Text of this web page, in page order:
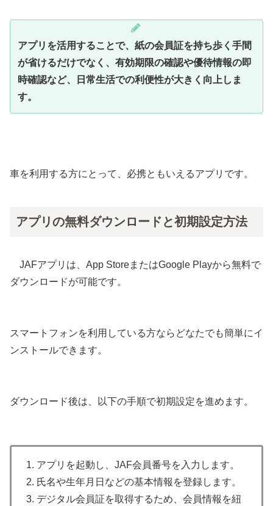
アプリを活用することで、紙の会員証を持ち歩く手間
が省けるだけでなく、有効期限の確認や優待情報の即
時確認など、日常生活での利便性が大きく向上しま
す。
車を利用する方にとって、必携ともいえるアプリです。
アプリの無料ダウンロードと初期設定方法
JAFアプリは、App StoreまたはGoogle Playから無料で
ダウンロードが可能です。
スマートフォンを利用している方ならどなたでも簡単にイ
ンストールできます。
ダウンロード後は、以下の手順で初期設定を進めます。
1. アプリを起動し、JAF会員番号を入力します。
2. 氏名や生年月日などの基本情報を登録します。
3. デジタル会員証を取得するため、会員情報を紐